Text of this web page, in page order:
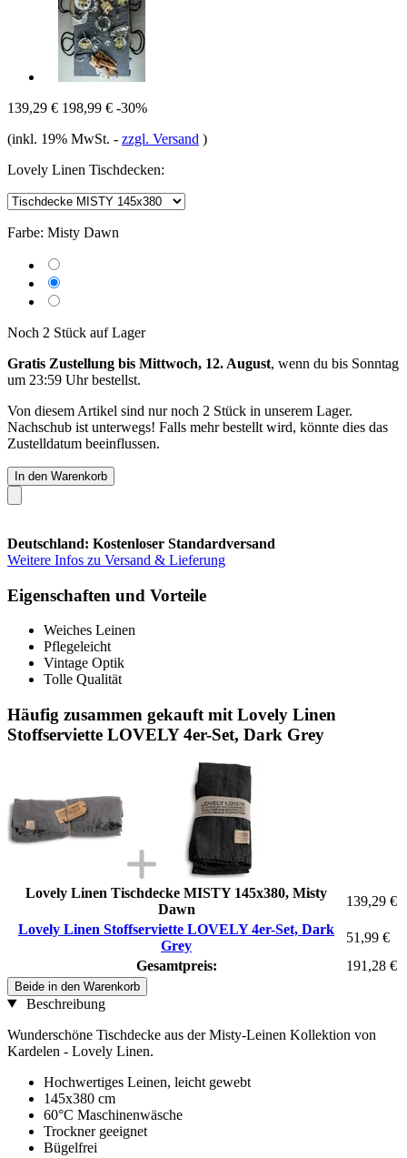
139,29 € 198,99 € -30%
(inkl. 19% MwSt. - zzgl. Versand )
Lovely Linen Tischdecken:
Farbe: Misty Dawn
Noch 2 Stück auf Lager
Gratis Zustellung bis Mittwoch, 12. August, wenn du bis Sonntag
um 23:59 Uhrbestellst.
Von diesem Artikel sind nur noch 2 Stück in unserem Lager.
Nachschub ist unterwegs! Falls mehr bestellt wird, könnte dies das
Zustelldatum beeinflussen.
In den Warenkorb
Deutschland: Kostenloser Standardversand
Weitere Infos zu Versand & Lieferung
Eigenschaften und Vorteile
Weiches Leinen
Pflegeleicht
Vintage Optik
Tolle Qualität
Häufig zusammen gekauft mit Lovely Linen
Stoffserviette LOVELY 4er-Set, Dark Grey
Lovely Linen Tischdecke MISTY 145x380, Misty
Dawn
139,29 €
Lovely Linen Stoffserviette LOVELY 4er-Set, Dark
Grey
51,99 €
Gesamtpreis:
191,28 €
Beide in den Warenkorb
Beschreibung
Wunderschöne Tischdecke aus der Misty-Leinen Kollektion von
Kardelen - Lovely Linen.
Hochwertiges Leinen, leicht gewebt
145x380 cm
60°C Maschinenwäsche
Trockner geeignet
Bügelfrei